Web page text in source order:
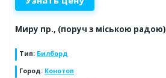
Миру пр., (поруч з міською радою)
Тип: Билборд
Город: Конотоп